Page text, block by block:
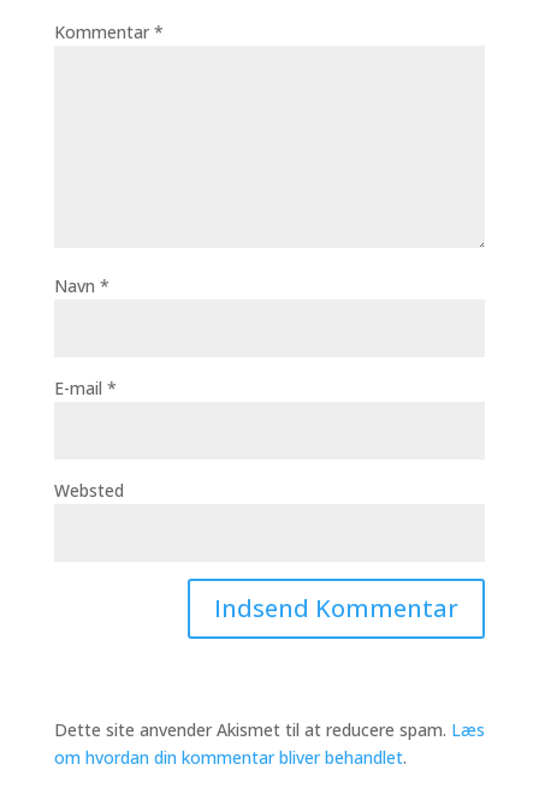
Kommentar *
Navn *
E-mail *
Websted
Dette site anvender Akismet til at reducere spam. Læs
om hvordan din kommentar bliver behandlet.